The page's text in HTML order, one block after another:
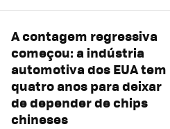
A contagem regressiva
começou: a indústria
automotiva dos EUA tem
quatro anos para deixar
de depender de chips
chineses